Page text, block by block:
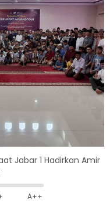
Jabar 1 Hadirkan Amir
A++